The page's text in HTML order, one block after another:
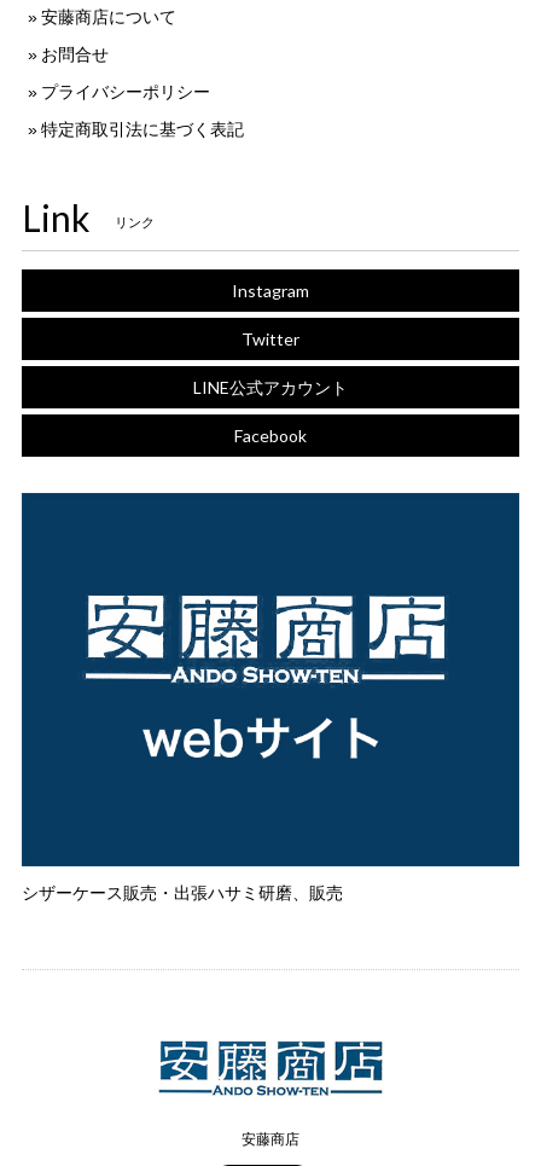
安藤商店について
お問合せ
プライバシーポリシー
特定商取引法に基づく表記
Link リンク
Instagram
Twitter
LINE公式アカウント
Facebook
シザーケース販売・出張ハサミ研磨、販売
安藤商店